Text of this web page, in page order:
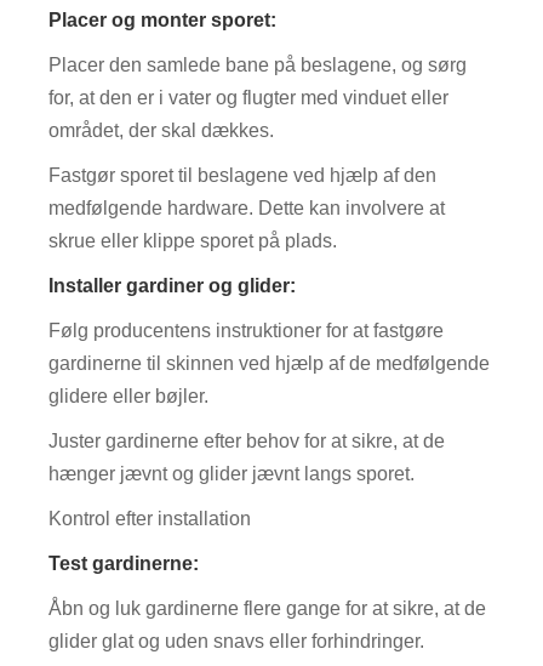
Placer og monter sporet:
Placer den samlede bane på beslagene, og sørg
for, at den er i vater og flugter med vinduet eller
området, der skal dækkes.
Fastgør sporet til beslagene ved hjælp af den
medfølgende hardware. Dette kan involvere at
skrue eller klippe sporet på plads.
Installer gardiner og glider:
Følg producentens instruktioner for at fastgøre
gardinerne til skinnen ved hjælp af de medfølgende
glidere eller bøjler.
Juster gardinerne efter behov for at sikre, at de
hænger jævnt og glider jævnt langs sporet.
Kontrol efter installation
Test gardinerne:
Åbn og luk gardinerne flere gange for at sikre, at de
glider glat og uden snavs eller forhindringer.